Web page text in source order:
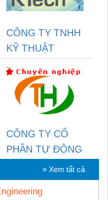
CÔNG TY TNHH
KỸ THUẬT
NAM
CÔNG TY CỔ
PHẦN TỰ ĐỘNG
TIẾN HƯNG» Xem tất cả